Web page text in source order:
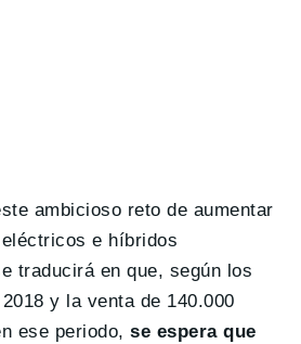
ambicioso reto de aumentar
e híbridos
traducirá en que, según los
y la venta de 140.000
ese periodo,se espera que